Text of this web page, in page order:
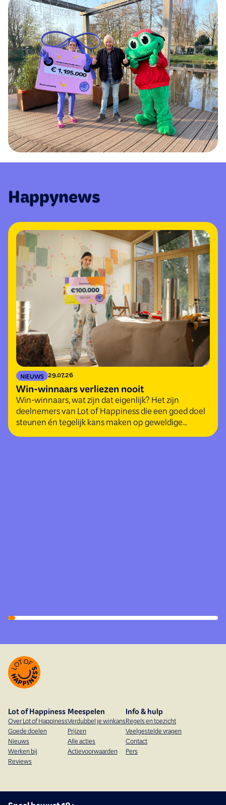
Happynews
NIEUWS 29.07.26
Win-winnaars verliezen nooit
Win-winnaars, wat zijn dat eigenlijk? Het zijn
deelnemers van Lot of Happiness die een goed doel
steunen én tegelijk kans maken op geweldige
(geld)prijzen.
Lot of Happiness
Over Lot of Happiness
Goede doelen
Nieuws
Werken bij
Reviews
Meespelen
Verdubbel je winkans
Prijzen
Alle acties
Actievoorwaarden
Info & hulp
Regels en toezicht
Veelgestelde vragen
Contact
Pers